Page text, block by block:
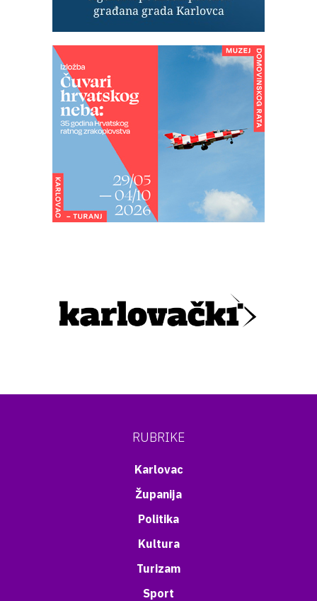
RUBRIKE
Karlovac
Županija
Politika
Kultura
Turizam
Sport